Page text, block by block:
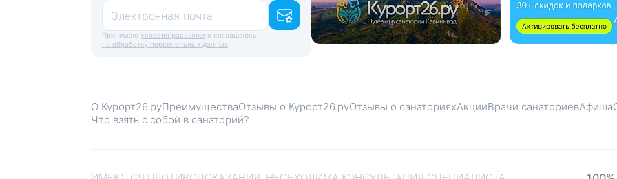
Электронная почта
Принимаю условия рассылки и соглашаюсь
на обработку персональных данных
О Курорт26.руПреимуществаОтзывы о Курорт26.руОтзывы о санаторияхАкцииВрачи санаториевАфиша
Что взять с собой в санаторий?